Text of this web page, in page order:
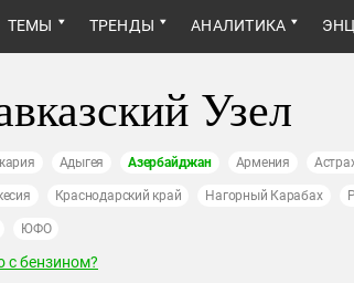
ТЕМЫ ТРЕНДЫ АНАЛИТИКА
Узел
Адыгея Азербайджан Армения
Краснодарский край Нагорный Карабах
ЮФО
с бензином?